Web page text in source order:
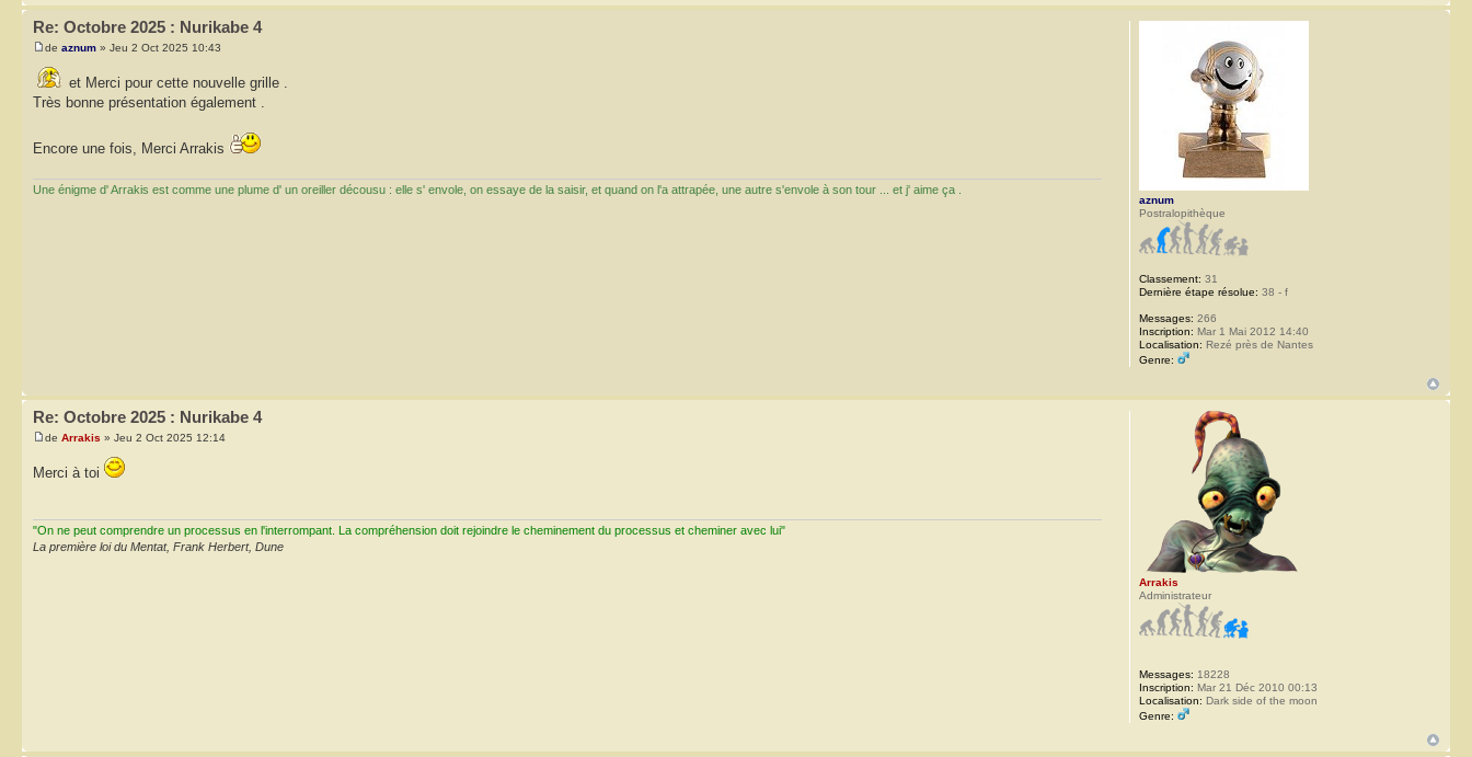
Re: Octobre 2025 : Nurikabe 4
de aznum » Jeu 2 Oct 2025 10:43
et Merci pour cette nouvelle grille .
Très bonne présentation également .
Encore une fois, Merci Arrakis
Une énigme d' Arrakis est comme une plume d' un oreiller décousu : elle s' envole, on essaye de la saisir, et quand on l'a attrapée, une autre s'envole à son tour ... et j' aime ça .
aznum
Postralopithèque
Classement: 31
Dernière étape résolue: 38 - f
Messages: 266
Inscription: Mar 1 Mai 2012 14:40
Localisation: Rezé près de Nantes
Genre:
Re: Octobre 2025 : Nurikabe 4
de Arrakis » Jeu 2 Oct 2025 12:14
Merci à toi
"On ne peut comprendre un processus en l'interrompant. La compréhension doit rejoindre le cheminement du processus et cheminer avec lui"
La première loi du Mentat, Frank Herbert, Dune
Arrakis
Administrateur
Messages: 18228
Inscription: Mar 21 Déc 2010 00:13
Localisation: Dark side of the moon
Genre: